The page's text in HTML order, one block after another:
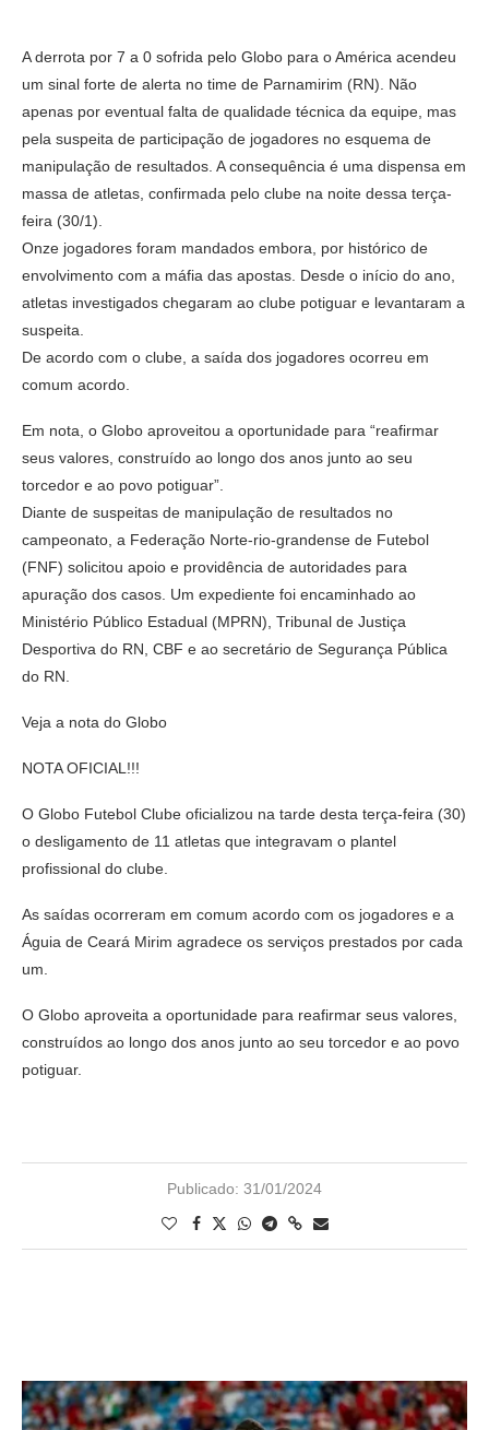
A derrota por 7 a 0 sofrida pelo Globo para o América acendeu
um sinal forte de alerta no time de Parnamirim (RN). Não
apenas por eventual falta de qualidade técnica da equipe, mas
pela suspeita de participação de jogadores no esquema de
manipulação de resultados. A consequência é uma dispensa em
massa de atletas, confirmada pelo clube na noite dessa terça-
feira (30/1).
Onze jogadores foram mandados embora, por histórico de
envolvimento com a máfia das apostas. Desde o início do ano,
atletas investigados chegaram ao clube potiguar e levantaram a
suspeita.
De acordo com o clube, a saída dos jogadores ocorreu em
comum acordo.
Em nota, o Globo aproveitou a oportunidade para “reafirmar
seus valores, construído ao longo dos anos junto ao seu
torcedor e ao povo potiguar”.
Diante de suspeitas de manipulação de resultados no
campeonato, a Federação Norte-rio-grandense de Futebol
(FNF) solicitou apoio e providência de autoridades para
apuração dos casos. Um expediente foi encaminhado ao
Ministério Público Estadual (MPRN), Tribunal de Justiça
Desportiva do RN, CBF e ao secretário de Segurança Pública
do RN.
Veja a nota do Globo
NOTA OFICIAL!!!
O Globo Futebol Clube oficializou na tarde desta terça-feira (30)
o desligamento de 11 atletas que integravam o plantel
profissional do clube.
As saídas ocorreram em comum acordo com os jogadores e a
Águia de Ceará Mirim agradece os serviços prestados por cada
um.
O Globo aproveita a oportunidade para reafirmar seus valores,
construídos ao longo dos anos junto ao seu torcedor e ao povo
potiguar.
Publicado: 31/01/2024